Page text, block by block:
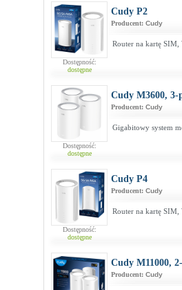
Dostępność:
dostępne
Cudy P2
Producent: Cudy
Router na kartę
Dostępność:
dostępne
Cudy M3600, 3-
Producent: Cudy
Gigabitowy system
Dostępność:
dostępne
Cudy P4
Producent: Cudy
Router na kartę
Cudy M11000,
Producent: Cudy